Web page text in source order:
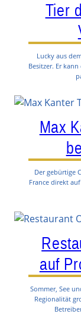
Tier
Lucky aus
Besitzer. Er
Max
Der gebürtige
France direkt
auf
Sommer, See
Regionalität